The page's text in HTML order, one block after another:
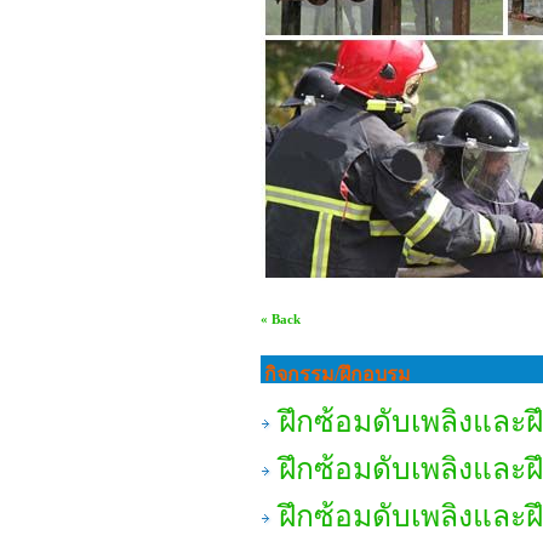
« Back
กิจกรรม/ฝึกอบรม
ฝึกซ้อมดับเพลิงและ
ฝึกซ้อมดับเพลิงและ
ฝึกซ้อมดับเพลิงและ